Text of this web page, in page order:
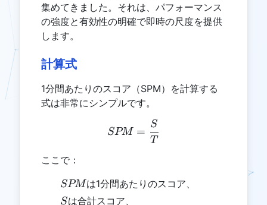
集めてきました。それは、パフォーマンス
の強度と有効性の明確で即時の尺度を提供
します。
計算式
1分間あたりのスコア（SPM）を計算する
式は非常にシンプルです。
SPM = \frac{S}{T}
SPM =
T
S
ここで：
SPM
SPMは1分間あたりのスコア、
S
Sは合計スコア、